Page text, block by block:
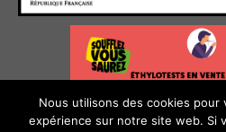
Nous utilisons des cookies pour
expérience sur notre site web. Si